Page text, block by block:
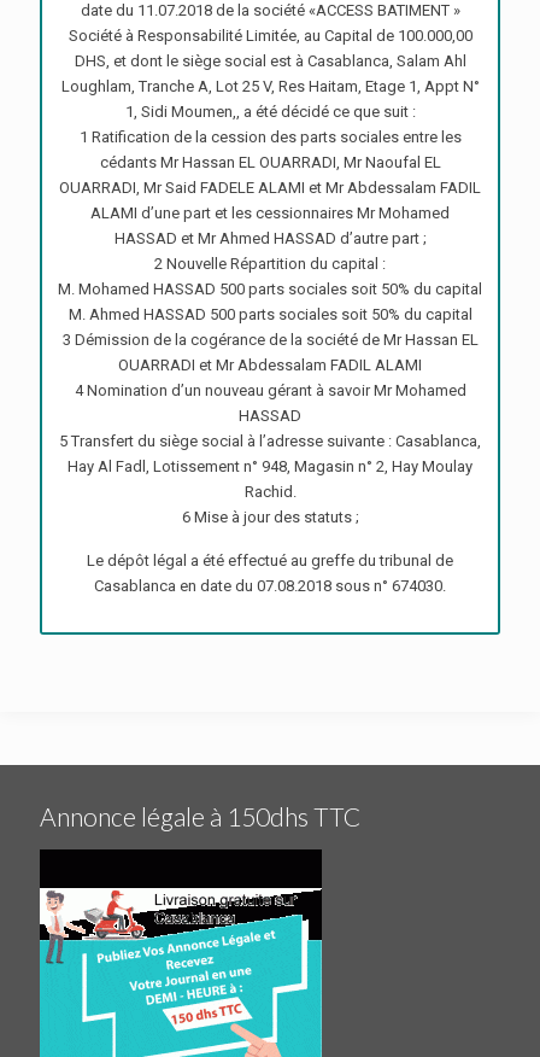
date du 11.07.2018 de la société «ACCESS BATIMENT »
Société à Responsabilité Limitée, au Capital de 100.000,00
DHS, et dont le siège social est à Casablanca, Salam Ahl
Loughlam, Tranche A, Lot 25 V, Res Haitam, Etage 1, Appt N°
1, Sidi Moumen,, a été décidé ce que suit :
1 Ratification de la cession des parts sociales entre les
cédants Mr Hassan EL OUARRADI, Mr Naoufal EL
OUARRADI, Mr Said FADELE ALAMI et Mr Abdessalam FADIL
ALAMI d’une part et les cessionnaires Mr Mohamed
HASSAD et Mr Ahmed HASSAD d’autre part ;
2 Nouvelle Répartition du capital :
M. Mohamed HASSAD 500 parts sociales soit 50% du capital
M. Ahmed HASSAD 500 parts sociales soit 50% du capital
3 Démission de la cogérance de la société de Mr Hassan EL
OUARRADI et Mr Abdessalam FADIL ALAMI
4 Nomination d’un nouveau gérant à savoir Mr Mohamed
HASSAD
5 Transfert du siège social à l’adresse suivante : Casablanca,
Hay Al Fadl, Lotissement n° 948, Magasin n° 2, Hay Moulay
Rachid.
6 Mise à jour des statuts ;
Le dépôt légal a été effectué au greffe du tribunal de
Casablanca en date du 07.08.2018 sous n° 674030.
Annonce légale à 150dhs TTC